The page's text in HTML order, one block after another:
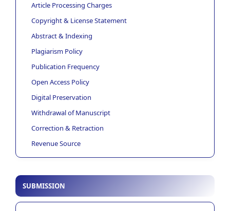
Article Processing Charges
Copyright & License Statement
Abstract & Indexing
Plagiarism Policy
Publication Frequency
Open Access Policy
Digital Preservation
Withdrawal of Manuscript
Correction & Retraction
Revenue Source
SUBMISSION